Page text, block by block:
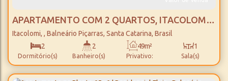
APARTAMENTO COM 2 QUARTOS, ITACOLOMI -
BALNEÁRIO PIÇARRAS
Itacolomi , Balneário Piçarras, Santa Catarina, Brasil
2
Dormitório(s)
2
Banheiro(s) Privativo:
49m² 1
Sala(s)
1
Suíte(s) Total:
49m² 1
Vaga(s)
600m
Distância do Mar